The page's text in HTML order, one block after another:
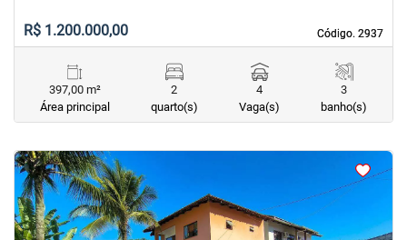
Código. 2937
Código. 2937
R$ 1.200.000,00
397,00 m²
Área principal
2
quarto(s)
4
Vaga(s)
3
banho(s)
<<<<